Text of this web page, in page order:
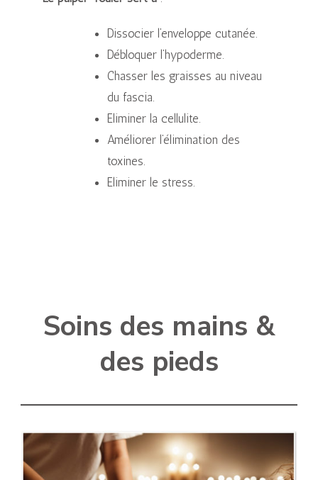
Dissocier l’enveloppe cutanée.
Débloquer l’hypoderme.
Chasser les graisses au niveau
du fascia.
Eliminer la cellulite.
Améliorer l’élimination des
toxines.
Eliminer le stress.
Soins des mains &
des pieds